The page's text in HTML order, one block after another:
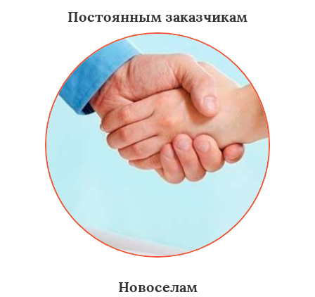
Постоянным заказчикам
Новоселам